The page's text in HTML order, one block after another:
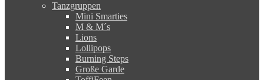
Tanzgruppen
Mini Smarties
M & M´s
Lions
Lollipops
Burning Steps
Große Garde